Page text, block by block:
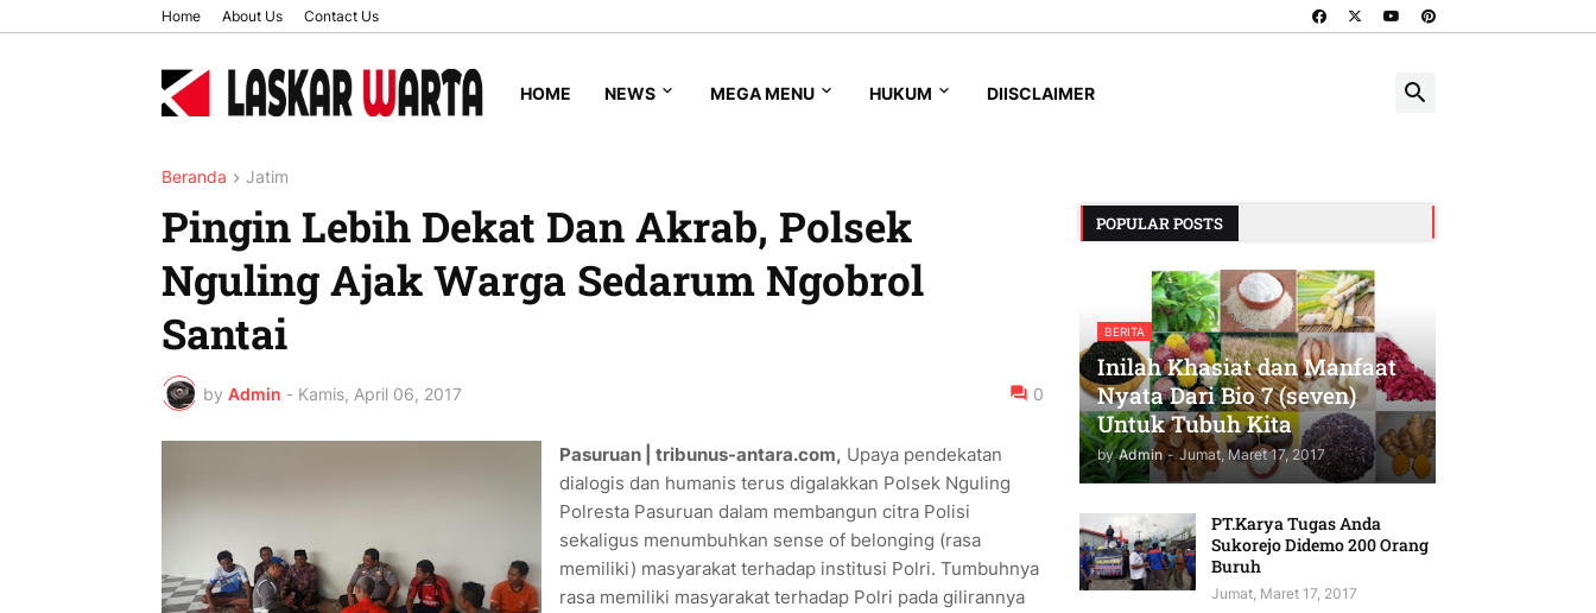
Home About Us Contact Us
HOME NEWS MEGA MENU HUKUM DIISCLAIMER
Beranda Jatim
Pingin Lebih Dekat Dan Akrab, Polsek
Nguling Ajak Warga Sedarum Ngobrol
Santai
by Admin - Kamis, April 06, 2017 0
Pasuruan | tribunus-antara.com, Upaya pendekatan
dialogis dan humanis terus digalakkan Polsek Nguling
Polresta Pasuruan dalam membangun citra Polisi
sekaligus menumbuhkan sense of belonging (rasa
memiliki) masyarakat terhadap institusi Polri. Tumbuhnya
rasa memiliki masyarakat terhadap Polri pada gilirannya
POPULAR POSTS
BERITA
Inilah Khasiat dan Manfaat
Nyata Dari Bio 7 (seven)
Untuk Tubuh Kita
by Admin - Jumat, Maret 17, 2017
PT.Karya Tugas Anda
Sukorejo Didemo 200 Orang
Buruh
Jumat, Maret 17, 2017